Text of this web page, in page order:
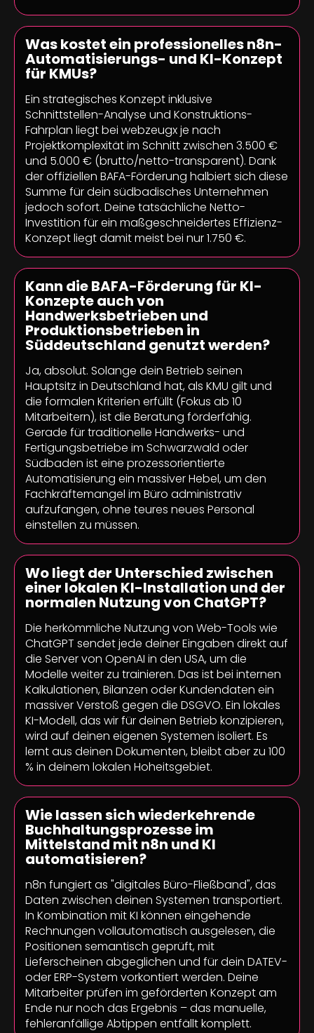
Was kostet ein professionelles n8n-
Automatisierungs- und KI-Konzept
für KMUs?
Ein strategisches Konzept inklusive
Schnittstellen-Analyse und Konstruktions-
Fahrplan liegt bei webzeugx je nach
Projektkomplexität im Schnitt zwischen 3.500 €
und 5.000 € (brutto/netto-transparent). Dank
der offiziellen BAFA-Förderung halbiert sich diese
Summe für dein südbadisches Unternehmen
jedoch sofort. Deine tatsächliche Netto-
Investition für ein maßgeschneidertes Effizienz-
Konzept liegt damit meist bei nur 1.750 €.
Kann die BAFA-Förderung für KI-
Konzepte auch von
Handwerksbetrieben und
Produktionsbetrieben in
Süddeutschland genutzt werden?
Ja, absolut. Solange dein Betrieb seinen
Hauptsitz in Deutschland hat, als KMU gilt und
die formalen Kriterien erfüllt (Fokus ab 10
Mitarbeitern), ist die Beratung förderfähig.
Gerade für traditionelle Handwerks- und
Fertigungsbetriebe im Schwarzwald oder
Südbaden ist eine prozessorientierte
Automatisierung ein massiver Hebel, um den
Fachkräftemangel im Büro administrativ
aufzufangen, ohne teures neues Personal
einstellen zu müssen.
Wo liegt der Unterschied zwischen
einer lokalen KI-Installation und der
normalen Nutzung von ChatGPT?
Die herkömmliche Nutzung von Web-Tools wie
ChatGPT sendet jede deiner Eingaben direkt auf
die Server von OpenAI in den USA, um die
Modelle weiter zu trainieren. Das ist bei internen
Kalkulationen, Bilanzen oder Kundendaten ein
massiver Verstoß gegen die DSGVO. Ein lokales
KI-Modell, das wir für deinen Betrieb konzipieren,
wird auf deinen eigenen Systemen isoliert. Es
lernt aus deinen Dokumenten, bleibt aber zu 100
% in deinem lokalen Hoheitsgebiet.
Wie lassen sich wiederkehrende
Buchhaltungsprozesse im
Mittelstand mit n8n und KI
automatisieren?
n8n fungiert as "digitales Büro-Fließband", das
Daten zwischen deinen Systemen transportiert.
In Kombination mit KI können eingehende
Rechnungen vollautomatisch ausgelesen, die
Positionen semantisch geprüft, mit
Lieferscheinen abgeglichen und für dein DATEV-
oder ERP-System vorkontiert werden. Deine
Mitarbeiter prüfen im geförderten Konzept am
Ende nur noch das Ergebnis – das manuelle,
fehleranfällige Abtippen entfällt komplett.